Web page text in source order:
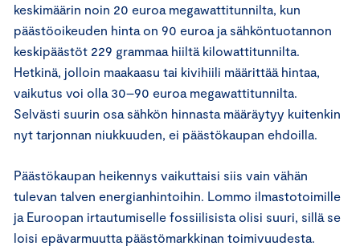
keskimäärin noin 20 euroa megawattitunnilta, kun
päästöoikeuden hinta on 90 euroa ja sähköntuotannon
keskipäästöt 229 grammaa hiiltä kilowattitunnilta.
Hetkinä, jolloin maakaasu tai kivihiili määrittää hintaa,
vaikutus voi olla 30–90 euroa megawattitunnilta.
Selvästi suurin osa sähkön hinnasta määräytyy kuitenkin
nyt tarjonnan niukkuuden, ei päästökaupan ehdoilla.
Päästökaupan heikennys vaikuttaisi siis vain vähän
tulevan talven energianhintoihin. Lommo ilmastotoimille
ja Euroopan irtautumiselle fossiilisista olisi suuri, sillä se
loisi epävarmuutta päästömarkkinan toimivuudesta.